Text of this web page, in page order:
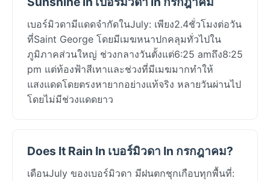
เบอร์มิวดามีแดดจำกัดในJuly: เพียง2.4ชั่วโมงต่อวัน
ที่Saint George โดยมีเมฆหนาปกคลุมทั่วไปใน
ภูมิภาคส่วนใหญ่ ช่วงกลางวันตั้งแต่6:25 amถึง8:25
pm แต่ท้องฟ้าสีเทาและช่วงที่มีเมฆมากทำให้
แสงแดดโดยตรงหายากอย่างแท้จริง หลายวันผ่านไป
โดยไม่มีช่วงแดดยาว
Does It Rain In เบอร์มิวดา In กรกฎาคม?
เดือนJuly ของเบอร์มิวดา มีฝนตกชุกเกือบทุกพื้นที่: